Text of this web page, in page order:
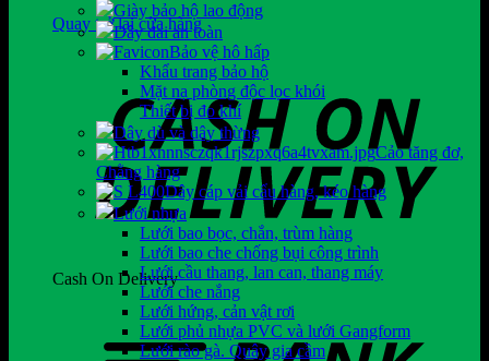
Quay trở lại cửa hàng
Cash On Delivery
Giày bảo hộ lao động
Dây đai an toàn
Bảo vệ hô hấp
Khẩu trang bảo hộ
Mặt nạ phòng độc lọc khói
Thiết bị đo khí
Dây dù và dây thừng
Cảo tăng đơ,
Chằng hàng
Dây cáp vải cẩu hàng, kéo hàng
Lưới nhựa
Lưới bao bọc, chắn, trùm hàng
Lưới bao che chống bụi công trình
Lưới cầu thang, lan can, thang máy
Lưới che nắng
Lưới hứng, cản vật rơi
Lưới phủ nhựa PVC và lưới Gangform
Lưới rào gà. Quây gia cầm